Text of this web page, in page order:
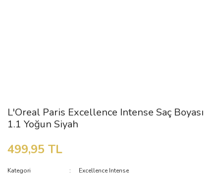
L'Oreal Paris Excellence Intense Saç Boyası
1.1 Yoğun Siyah
499,95 TL
Kategori
Excellence Intense